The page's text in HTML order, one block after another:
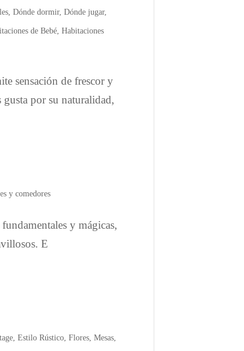
,Dónde dormir,Dónde jugar,
de Bebé ,Habitaciones
sensación de frescor y
gusta por su naturalidad,
y comedores
y mágicas,
E
,Estilo Rústico ,Flores ,Mesas